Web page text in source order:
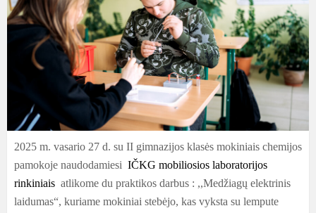
2025 m. vasario 27 d. su II gimnazijos klasės mokiniais chemijos
pamokoje naudodamiesi IČKG mobiliosios laboratorijos
rinkiniais atlikome du praktikos darbus : ,,Medžiagų elektrinis
laidumas“, kuriame mokiniai stebėjo, kas vyksta su lempute